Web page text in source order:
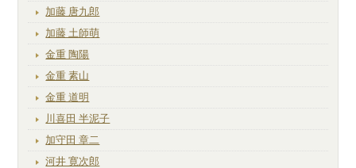
加藤 唐九郎
加藤 土師萌
金重 陶陽
金重 素山
金重 道明
川喜田 半泥子
加守田 章二
河井 寛次郎